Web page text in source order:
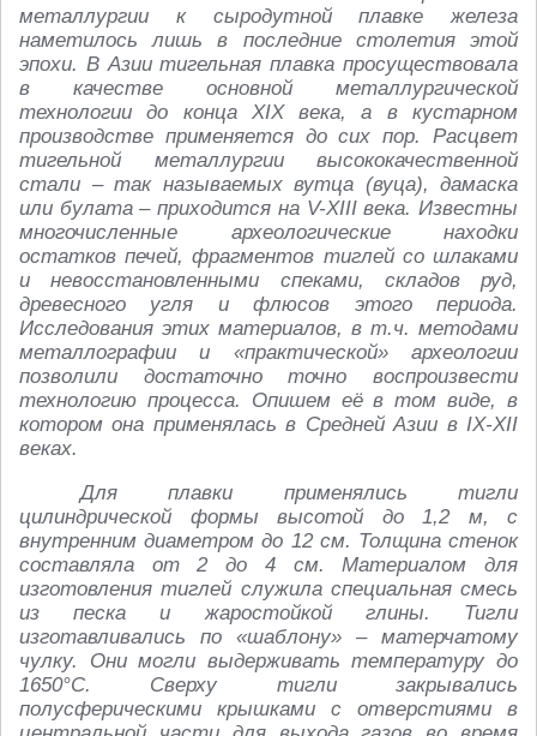
металлургии к сыродутной плавке железа
наметилось лишь в последние столетия этой
эпохи. В Азии тигельная плавка просуществовала
в качестве основной металлургической
технологии до конца XIX века, а в кустарном
производстве применяется до сих пор. Расцвет
тигельной металлургии высококачественной
стали – так называемых вутца (вуца), дамаска
или булата – приходится на V-XIII века. Известны
многочисленные археологические находки
остатков печей, фрагментов тиглей со шлаками
и невосстановленными спеками, складов руд,
древесного угля и флюсов этого периода.
Исследования этих материалов, в т.ч. методами
металлографии и «практической» археологии
позволили достаточно точно воспроизвести
технологию процесса. Опишем её в том виде, в
котором она применялась в Средней Азии в IX-XII
веках.
Для плавки применялись тигли
цилиндрической формы высотой до 1,2 м, с
внутренним диаметром до 12 см. Толщина стенок
составляла от 2 до 4 см. Материалом для
изготовления тиглей служила специальная смесь
из песка и жаростойкой глины. Тигли
изготавливались по «шаблону» – матерчатому
чулку. Они могли выдерживать температуру до
1650°С. Сверху тигли закрывались
полусферическими крышками с отверстиями в